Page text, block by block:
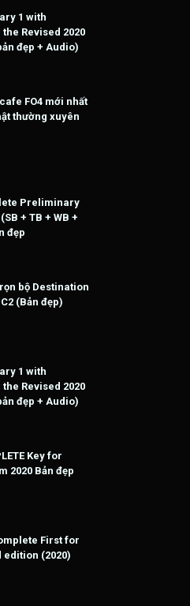
1 with
Revised 2020
đẹp + Audio)
FO4 mới nhất
thường xuyên
Preliminary
+ TB + WB +
đẹp
bộ Destination
(Bản đẹp)
1 with
Revised 2020
đẹp + Audio)
Key for
2020 Bản đẹp
First for
edition (2020)